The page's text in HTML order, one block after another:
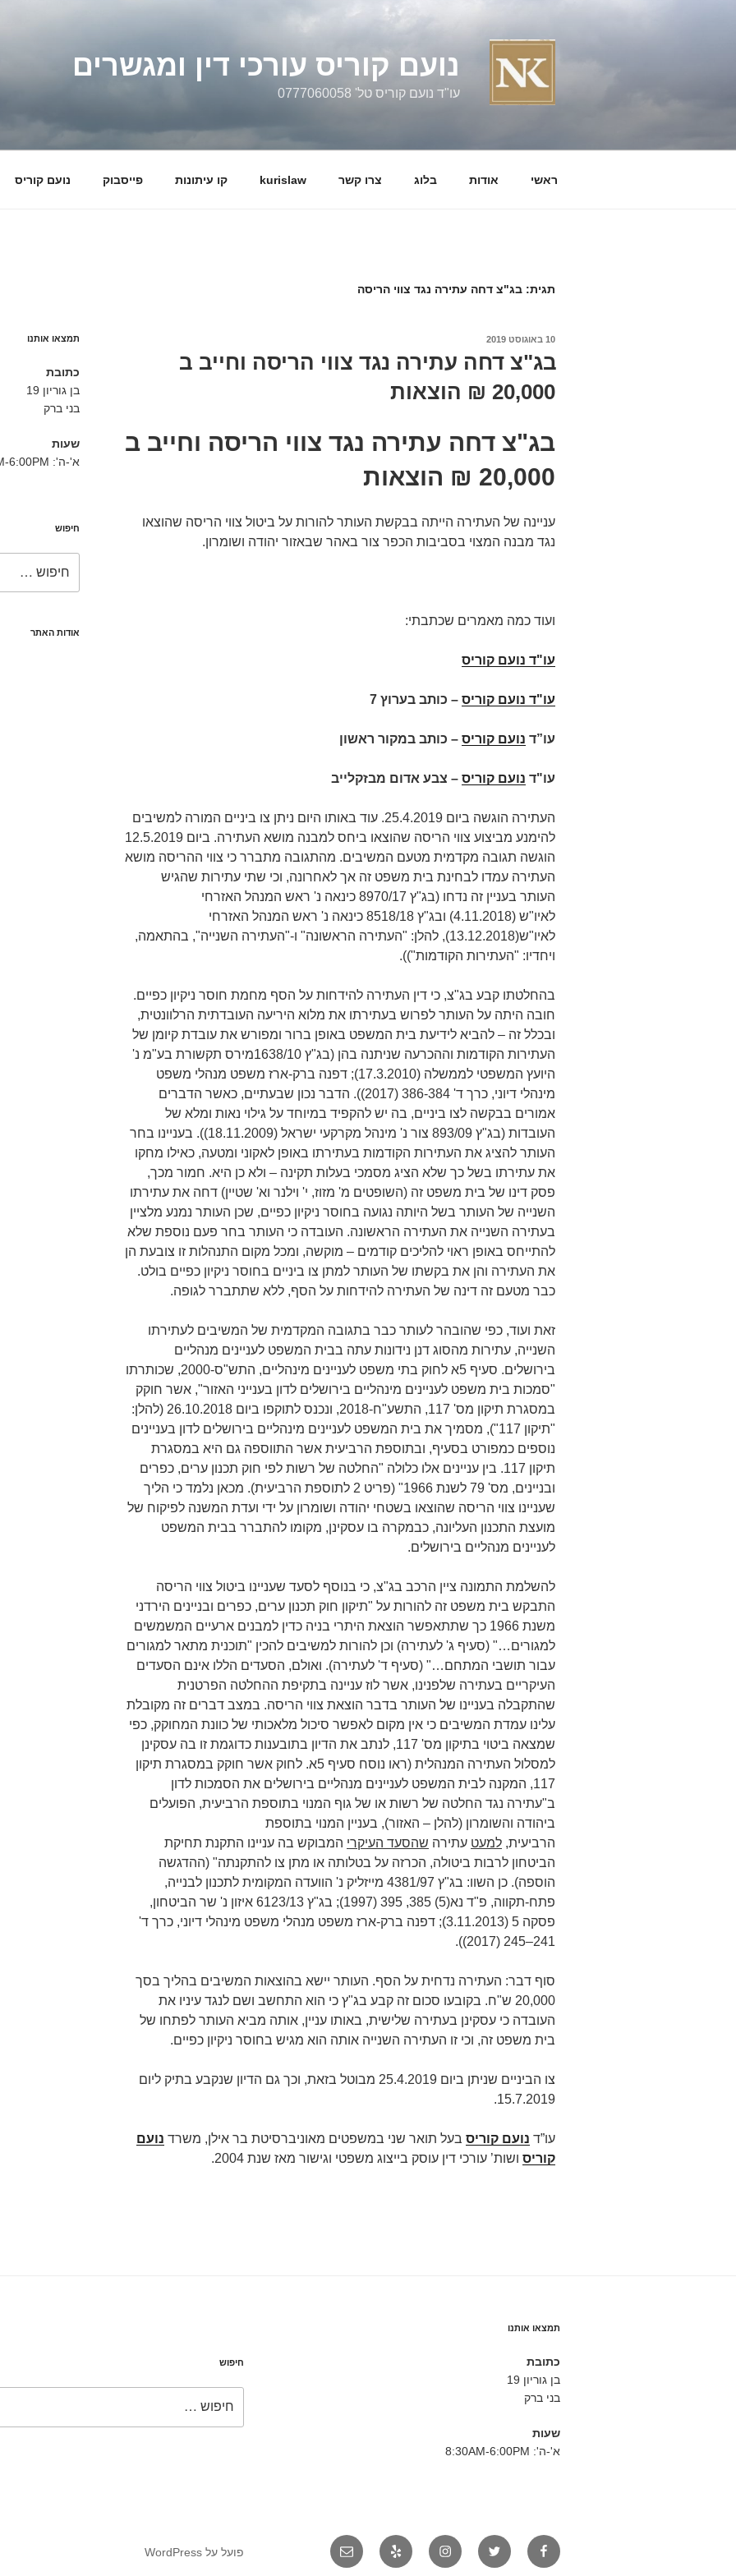
נועם קוריס עורכי דין ומגשרים
עו"ד נועם קוריס טל' 0777060058
ראשי אודות בלוג צרו קשר kurislaw קו עיתונות פייסבוק נועם קוריס
תגית: בג"צ דחה עתירה נגד צווי הריסה
פורסם
10 באוגוסט 2019
בג"צ דחה עתירה נגד צווי הריסה וחייב ב
20,000 ₪ הוצאות
בג"צ דחה עתירה נגד צווי הריסה וחייב ב
20,000 ₪ הוצאות
עניינה של העתירה הייתה בבקשת העותר להורות על ביטול צווי הריסה שהוצאו
נגד מבנה המצוי בסביבות הכפר צור באהר שבאזור יהודה ושומרון.
ועוד כמה מאמרים שכתבתי:
עו"ד נועם קוריס
עו"ד נועם קוריס – כותב בערוץ 7
עו”ד נועם קוריס – כותב במקור ראשון
עו"ד נועם קוריס – צבע אדום מבזקלייב
העתירה הוגשה ביום 25.4.2019. עוד באותו היום ניתן צו ביניים המורה למשיבים
להימנע מביצוע צווי הריסה שהוצאו ביחס למבנה מושא העתירה. ביום 12.5.2019
הוגשה תגובה מקדמית מטעם המשיבים. מהתגובה מתברר כי צווי ההריסה מושא
העתירה עמדו לבחינת בית משפט זה אך לאחרונה, וכי שתי עתירות שהגיש
העותר בעניין זה נדחו (בג"ץ 8970/17 כינאה נ' ראש המנהל האזרחי
לאיו"ש (4.11.2018) ובג"ץ 8518/18 כינאה נ' ראש המנהל האזרחי
לאיו"ש(13.12.2018), להלן: "העתירה הראשונה" ו-"העתירה השנייה", בהתאמה,
ויחדיו: "העתירות הקודמות")).
בהחלטתו קבע בג"צ, כי דין העתירה להידחות על הסף מחמת חוסר ניקיון כפיים.
חובה היתה על העותר לפרוש בעתירתו את מלוא היריעה העובדתית הרלוונטית,
ובכלל זה – להביא לידיעת בית המשפט באופן ברור ומפורש את עובדת קיומן של
העתירות הקודמות וההכרעה שניתנה בהן (בג"ץ 1638/10מירס תקשורת בע"מ נ'
היועץ המשפטי לממשלה (17.3.2010); דפנה ברק-ארז משפט מנהלי משפט
מינהלי דיוני, כרך ד' 386-384 (2017)). הדבר נכון שבעתיים, כאשר הדברים
אמורים בבקשה לצו ביניים, בה יש להקפיד במיוחד על גילוי נאות ומלא של
העובדות (בג"ץ 893/09 צור נ' מינהל מקרקעי ישראל (18.11.2009)). בעניינו בחר
העותר להציג את העתירות הקודמות בעתירתו באופן לאקוני ומטעה, כאילו מחקו
את עתירתו בשל כך שלא הציג מסמכי בעלות תקינה – ולא כן היא. חמור מכך,
פסק דינו של בית משפט זה (השופטים מ' מזוז, י' וילנר וא' שטיין) דחה את עתירתו
השנייה של העותר בשל היותה נגועה בחוסר ניקיון כפיים, שכן העותר נמנע מלציין
בעתירה השנייה את העתירה הראשונה. העובדה כי העותר בחר פעם נוספת שלא
להתייחס באופן ראוי להליכים קודמים – מוקשה, ומכל מקום התנהלות זו צובעת הן
את העתירה והן את בקשתו של העותר למתן צו ביניים בחוסר ניקיון כפיים בולט.
כבר מטעם זה דינה של העתירה להידחות על הסף, ללא שתתברר לגופה.
זאת ועוד, כפי שהובהר לעותר כבר בתגובה המקדמית של המשיבים לעתירתו
השנייה, עתירות מהסוג דנן נידונות עתה בבית המשפט לעניינים מנהליים
בירושלים. סעיף 5א לחוק בתי משפט לעניינים מינהליים, התש"ס-2000, שכותרתו
"סמכות בית משפט לעניינים מינהליים בירושלים לדון בענייני האזור", אשר חוקק
במסגרת תיקון מס' 117, התשע"ח-2018, ונכנס לתוקפו ביום 26.10.2018 (להלן:
"תיקון 117"), מסמיך את בית המשפט לעניינים מינהליים בירושלים לדון בעניינים
נוספים כמפורט בסעיף, ובתוספת הרביעית אשר התווספה גם היא במסגרת
תיקון 117. בין עניינים אלו כלולה "החלטה של רשות לפי חוק תכנון ערים, כפרים
ובניינים, מס' 79 לשנת 1966" (פריט 2 לתוספת הרביעית). מכאן נלמד כי הליך
שעניינו צווי הריסה שהוצאו בשטחי יהודה ושומרון על ידי ועדת המשנה לפיקוח של
מועצת התכנון העליונה, כבמקרה בו עסקינן, מקומו להתברר בבית המשפט
לעניינים מנהליים בירושלים.
להשלמת התמונה ציין הרכב בג"צ, כי בנוסף לסעד שעניינו ביטול צווי הריסה
התבקש בית משפט זה להורות על "תיקון חוק תכנון ערים, כפרים ובניינים הירדני
משנת 1966 כך שתתאפשר הוצאת היתרי בניה כדין למבנים ארעיים המשמשים
למגורים…" (סעיף ג' לעתירה) וכן להורות למשיבים להכין "תוכנית מתאר למגורים
עבור תושבי המתחם…" (סעיף ד' לעתירה). ואולם, הסעדים הללו אינם הסעדים
העיקריים בעתירה שלפנינו, אשר לוז עניינה בתקיפת ההחלטה הפרטנית
שהתקבלה בעניינו של העותר בדבר הוצאת צווי הריסה. במצב דברים זה מקובלת
עלינו עמדת המשיבים כי אין מקום לאפשר סיכול מלאכותי של כוונת המחוקק, כפי
שמצאה ביטוי בתיקון מס' 117, לנתב את הדיון בתובענות כדוגמת זו בה עסקינן
למסלול העתירה המנהלית (ראו נוסח סעיף 5א. לחוק אשר חוקק במסגרת תיקון
117, המקנה לבית המשפט לעניינים מנהליים בירושלים את הסמכות לדון
ב"עתירה נגד החלטה של רשות או של גוף המנוי בתוספת הרביעית, הפועלים
ביהודה והשומרון (להלן – האזור), בעניין המנוי בתוספת
הרביעית, למעט עתירה שהסעד העיקרי המבוקש בה עניינו התקנת תחיקת
הביטחון לרבות ביטולה, הכרזה על בטלותה או מתן צו להתקנתה" (ההדגשה
הוספה). כן השוו: בג"ץ 4381/97 מייזליק נ' הוועדה המקומית לתכנון לבנייה,
פתח-תקווה, פ"ד נא(5) 385, 395 (1997); בג"ץ 6123/13 איזון נ' שר הביטחון,
פסקה 5 (3.11.2013); דפנה ברק-ארז משפט מנהלי משפט מינהלי דיוני, כרך ד'
241–245 (2017)).
סוף דבר: העתירה נדחית על הסף. העותר יישא בהוצאות המשיבים בהליך בסך
20,000 ש"ח. בקובעו סכום זה קבע בג"ץ כי הוא התחשב ושם לנגד עיניו את
העובדה כי עסקינן בעתירה שלישית, באותו עניין, אותה מביא העותר לפתחו של
בית משפט זה, וכי זו העתירה השנייה אותה הוא מגיש בחוסר ניקיון כפיים.
צו הביניים שניתן ביום 25.4.2019 מבוטל בזאת, וכך גם הדיון שנקבע בתיק ליום
15.7.2019.
עו”ד נועם קוריס בעל תואר שני במשפטים מאוניברסיטת בר אילן, משרד נועם
קוריס ושות’ עורכי דין עוסק בייצוג משפטי וגישור מאז שנת 2004.
תמצאו אותנו
כתובת
בן גוריון 19
בני ברק
שעות
א'-ה': 8:30AM-6:00PM
חיפוש
אודות האתר
תמצאו אותנו
כתובת
בן גוריון 19
בני ברק
שעות
א'-ה': 8:30AM-6:00PM
חיפוש
פייסבוק טוויטר אינסטגרם יאלפ אימייל
פועל על WordPress